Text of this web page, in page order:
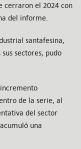
cerraron el 2024 con
del informe.
santafesina,
sectores, pudo
de la serie, al
del sector
una